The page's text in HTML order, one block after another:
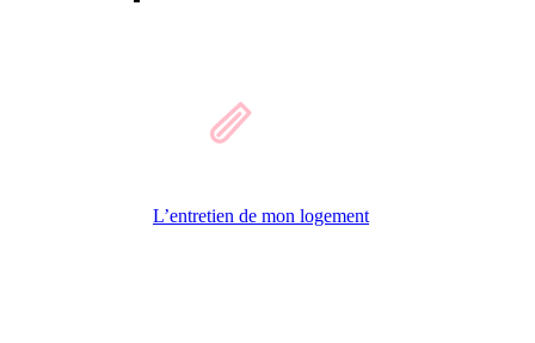
L’entretien de mon logement